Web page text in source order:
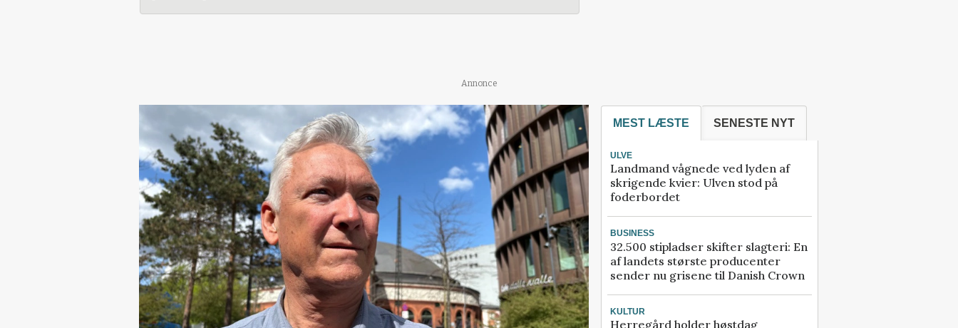
Annonce
MEST LÆSTE SENESTE NYT
ULVE
Landmand vågnede ved lyden af
skrigende kvier: Ulven stod på
foderbordet
BUSINESS
32.500 stipladser skifter slagteri: En
af landets største producenter
sender nu grisene til Danish Crown
KULTUR
Herregård holder høstdag